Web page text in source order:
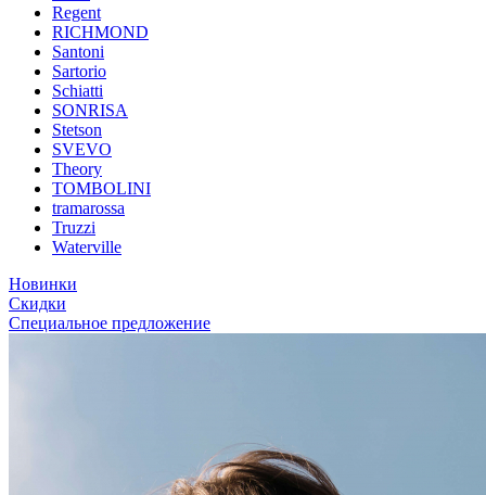
Regent
RICHMOND
Santoni
Sartorio
Schiatti
SONRISA
Stetson
SVEVO
Theory
TOMBOLINI
tramarossa
Truzzi
Waterville
Новинки
Скидки
Специальное предложение